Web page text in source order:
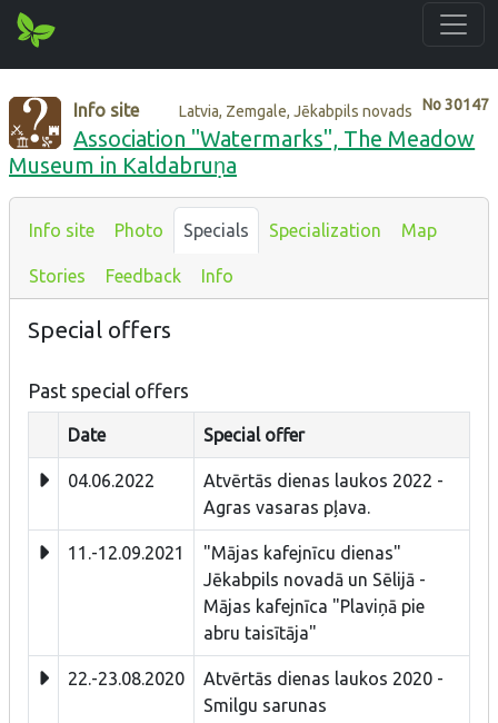
No30147
Info site Latvia, Zemgale, Jēkabpils novads
Association "Watermarks", The Meadow
Museum in Kaldabruṇa
Info site Photo Specials Specialization Map
Stories Feedback Info
Special offers
Past special offers
Date Special offer
04.06.2022
Atvērtās dienas laukos 2022 -
Agras vasaras pļava.
11.-12.09.2021
"Mājas kafejnīcu dienas"
Jēkabpils novadā un Sēlijā -
Mājas kafejnīca "Plaviņā pie
abru taisītāja"
22.-23.08.2020
Atvērtās dienas laukos 2020 -
Smilgu sarunas